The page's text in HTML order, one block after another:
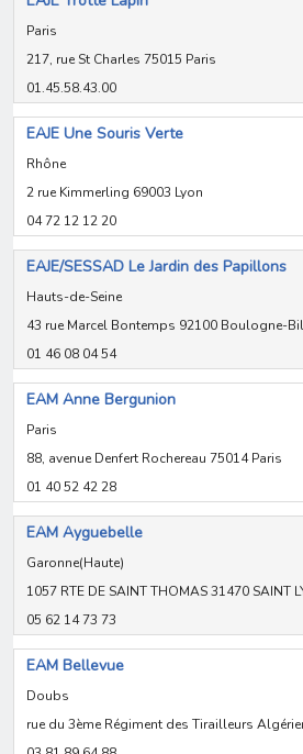
Paris
217, rue St Charles 75015 Paris
01.45.58.43.00
EAJE Une Souris Verte
Rhône
2 rue Kimmerling 69003 Lyon
04 72 12 12 20
EAJE/SESSAD Le Jardin des Papillons
Hauts-de-Seine
43 rue Marcel Bontemps 92100 Boulogne-
01 46 08 04 54
EAM Anne Bergunion
Paris
88, avenue Denfert Rochereau 75014 Paris
01 40 52 42 28
EAM Ayguebelle
Garonne(Haute)
1057 RTE DE SAINT THOMAS 31470 SAINT
05 62 14 73 73
EAM Bellevue
Doubs
rue du 3ème Régiment des Tirailleurs